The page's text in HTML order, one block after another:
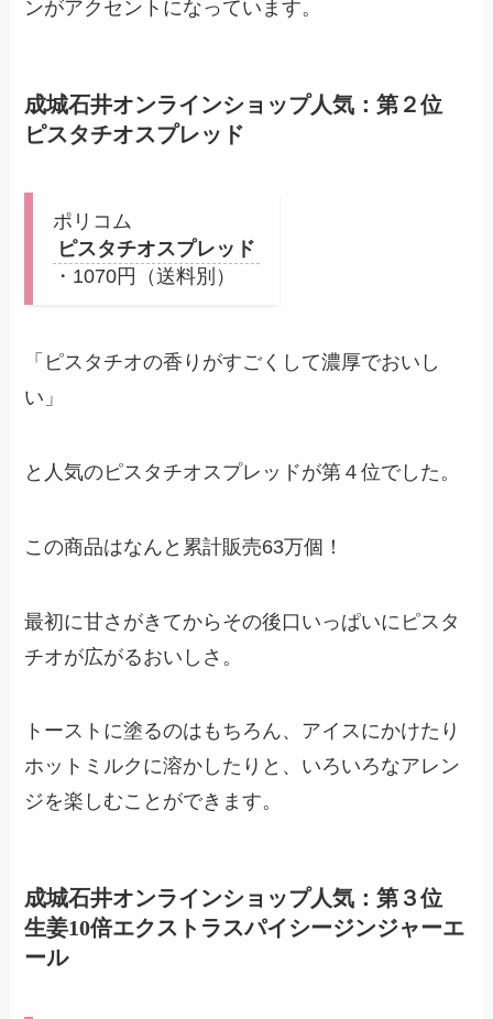
ンがアクセントになっています。
成城石井オンラインショップ人気：第２位
ピスタチオスプレッド
ポリコム
ピスタチオスプレッド
・1070円（送料別）
「ピスタチオの香りがすごくして濃厚でおいし
い」
と人気のピスタチオスプレッドが第４位でした。
この商品はなんと累計販売63万個！
最初に甘さがきてからその後口いっぱいにピスタ
チオが広がるおいしさ。
トーストに塗るのはもちろん、アイスにかけたり
ホットミルクに溶かしたりと、いろいろなアレン
ジを楽しむことができます。
成城石井オンラインショップ人気：第３位
生姜10倍エクストラスパイシージンジャーエ
ール